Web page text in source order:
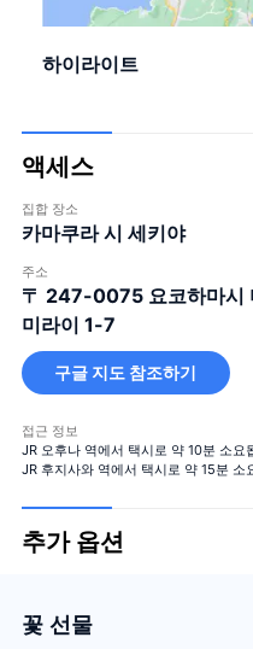
하이라이트
액세스
집합 장소
카마쿠라 시 세키야
주소
〒 247-0075 요코하마시
미라이 1-7
구글 지도 참조하기
접근 정보
JR 오후나 역에서 택시로 약 10분 소요
JR 후지사와 역에서 택시로 약 15분 소
추가 옵션
꽃 선물